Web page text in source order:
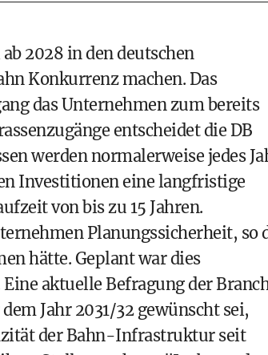
2028 in den deutschen
Konkurrenz machen. Das
das Unternehmen zum bereits
entscheidet die DB
werden normalerweise jedes
Investitionen eine langfristige
von bis zu 15 Jahren.
Planungssicherheit, so
hätte. Geplant war dies
aktuelle Befragung der
Jahr 2031/32 gewünscht sei,
der Bahn-Infrastruktur seit